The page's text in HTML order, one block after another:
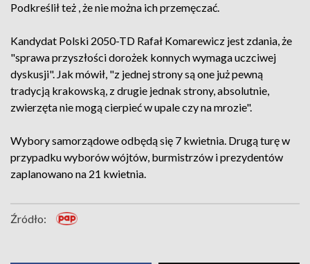
Podkreślił też , że nie można ich przemęczać.
Kandydat Polski 2050-TD Rafał Komarewicz jest zdania, że
"sprawa przyszłości dorożek konnych wymaga uczciwej
dyskusji". Jak mówił, "z jednej strony są one już pewną
tradycją krakowską, z drugie jednak strony, absolutnie,
zwierzęta nie mogą cierpieć w upale czy na mrozie".
Wybory samorządowe odbędą się 7 kwietnia. Drugą turę w
przypadku wyborów wójtów, burmistrzów i prezydentów
zaplanowano na 21 kwietnia.
Źródło: